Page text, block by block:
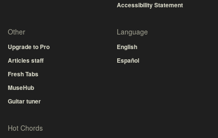
Accessibility Statement
Other
Upgrade to Pro
Articles staff
Fresh Tabs
MuseHub
Guitar tuner
Language
English
Español
Hot Chords